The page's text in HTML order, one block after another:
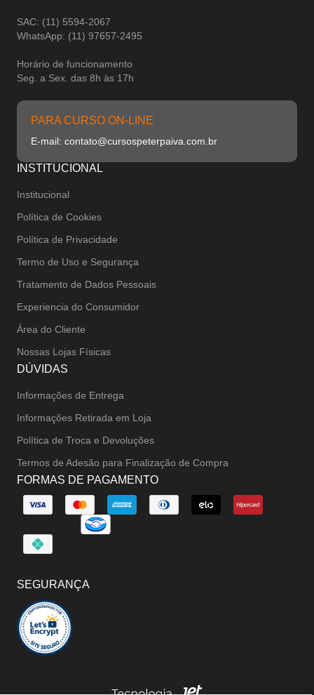
SAC: (11) 5594-2067
WhatsApp: (11) 97657-2495
Horário de funcionamento
Seg. a Sex. das 8h às 17h
PARA CURSO ON-LINE
E-mail: contato@cursospeterpaiva.com.br
INSTITUCIONAL
Institucional
Política de Cookies
Política de Privacidade
Termo de Uso e Segurança
Tratamento de Dados Pessoais
Experiencia do Consumidor
Área do Cliente
Nossas Lojas Físicas
DÚVIDAS
Informações de Entrega
Informações Retirada em Loja
Política de Troca e Devoluções
Termos de Adesão para Finalização de Compra
FORMAS DE PAGAMENTO
SEGURANÇA